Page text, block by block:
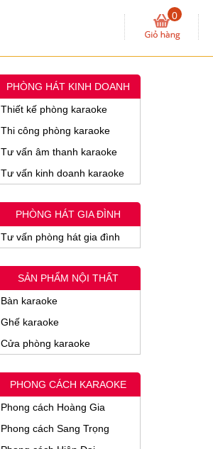
0
PHÒNG HÁT KINH DOANH
Thiết kế phòng karaoke
Thi công phòng karaoke
Tư vấn âm thanh karaoke
Tư vấn kinh doanh karaoke
PHÒNG HÁT GIA ĐÌNH
Tư vấn phòng hát gia đình
SẢN PHẨM NỘI THẤT
Bàn karaoke
Ghế karaoke
Cửa phòng karaoke
PHONG CÁCH KARAOKE
Phong cách Hoàng Gia
Phong cách Sang Trọng